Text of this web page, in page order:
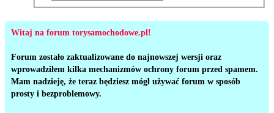
Witaj na forum torysamochodowe.pl!
Forum zostało zaktualizowane do najnowszej wersji oraz
wprowadziłem kilka mechanizmów ochrony forum przed spamem.
Mam nadzieję, że teraz będziesz mógł używać forum w sposób
prosty i bezproblemowy.